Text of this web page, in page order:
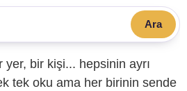
Ara
bir kişi... hepsinin ayrı
tek oku ama her birinin sende